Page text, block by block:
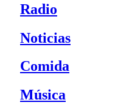
Radio
Noticias
Comida
Música